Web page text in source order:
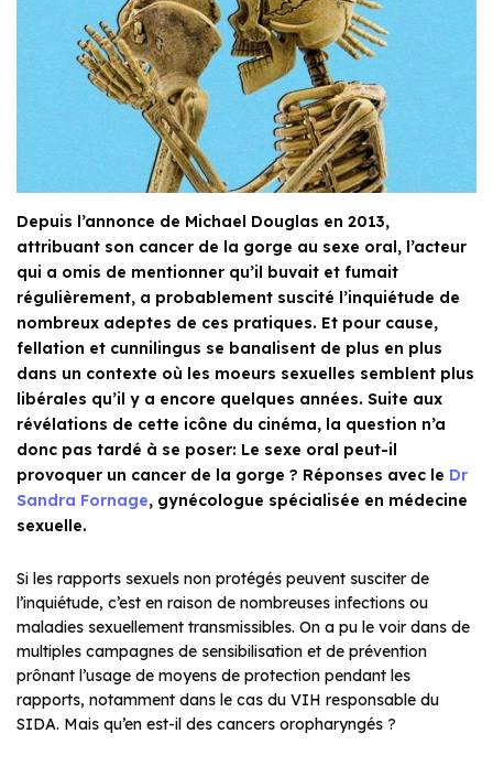
Depuis l’annonce de Michael Douglas en 2013,
attribuant son cancer de la gorge au sexe oral, l’acteur
qui a omis de mentionner qu’il buvait et fumait
régulièrement, a probablement suscité l’inquiétude de
nombreux adeptes de ces pratiques. Et pour cause,
fellation et cunnilingus se banalisent de plus en plus
dans un contexte où les moeurs sexuelles semblent plus
libérales qu’il y a encore quelques années. Suite aux
révélations de cette icône du cinéma, la question n’a
donc pas tardé à se poser: Le sexe oral peut-il
provoquer un cancer de la gorge ? Réponses avec le Dr
Sandra Fornage, gynécologue spécialisée en médecine
sexuelle.
Si les rapports sexuels non protégés peuvent susciter de
l’inquiétude, c’est en raison de nombreuses infections ou
maladies sexuellement transmissibles. On a pu le voir dans de
multiples campagnes de sensibilisation et de prévention
prônant l’usage de moyens de protection pendant les
rapports, notamment dans le cas du VIH responsable du
SIDA. Mais qu’en est-il des cancers oropharyngés ?